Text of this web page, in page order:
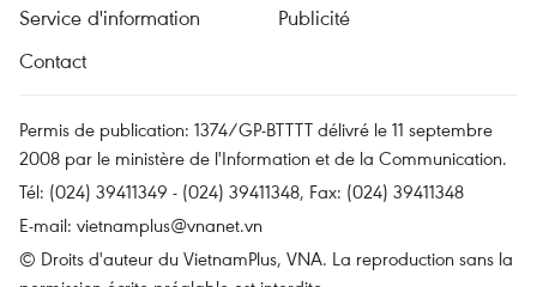
Service d'information
Publicité
Contact
Permis de publication: 1374/GP-BTTTT délivré le 11 septembre
2008 par le ministère de l'Information et de la Communication.
Tél: (024) 39411349 - (024) 39411348, Fax: (024) 39411348
E-mail: vietnamplus@vnanet.vn
© Droits d'auteur du VietnamPlus, VNA. La reproduction sans la